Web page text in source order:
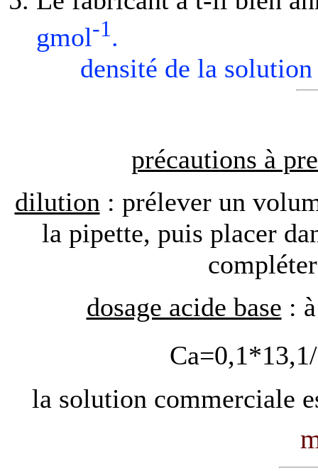
gmol-1.
densité de la
précautions à
dilution : prélever un
la pipette, puis placer
dosage acide base :
la solution commerciale